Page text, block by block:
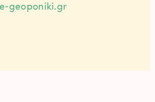
geoponiki.gr